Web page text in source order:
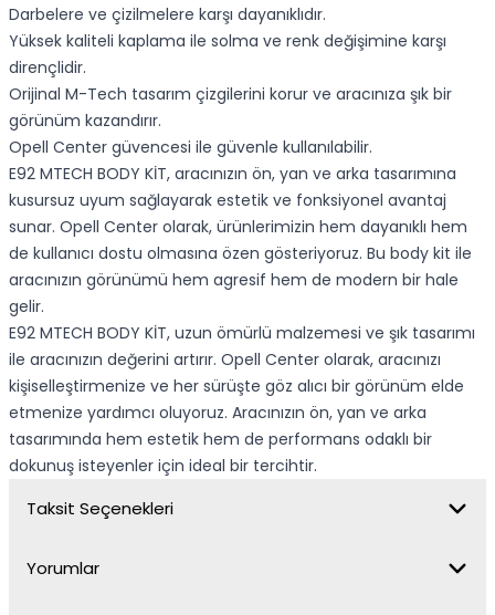
Darbelere ve çizilmelere karşı dayanıklıdır.
Yüksek kaliteli kaplama ile solma ve renk değişimine karşı
dirençlidir.
Orijinal M-Tech tasarım çizgilerini korur ve aracınıza şık bir
görünüm kazandırır.
Opell Center güvencesi ile güvenle kullanılabilir.
E92 MTECH BODY KİT, aracınızın ön, yan ve arka tasarımına
kusursuz uyum sağlayarak estetik ve fonksiyonel avantaj
sunar. Opell Center olarak, ürünlerimizin hem dayanıklı hem
de kullanıcı dostu olmasına özen gösteriyoruz. Bu body kit ile
aracınızın görünümü hem agresif hem de modern bir hale
gelir.
E92 MTECH BODY KİT, uzun ömürlü malzemesi ve şık tasarımı
ile aracınızın değerini artırır. Opell Center olarak, aracınızı
kişiselleştirmenize ve her sürüşte göz alıcı bir görünüm elde
etmenize yardımcı oluyoruz. Aracınızın ön, yan ve arka
tasarımında hem estetik hem de performans odaklı bir
dokunuş isteyenler için ideal bir tercihtir.
Taksit Seçenekleri
Yorumlar